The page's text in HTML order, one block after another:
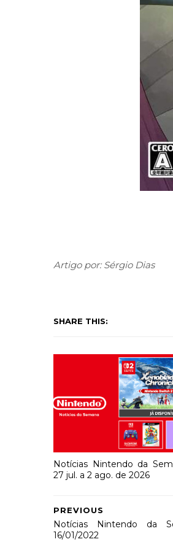
Artigo por: Sérgio Dias
SHARE THIS:
Notícias Nintendo da
27 jul. a 2 ago. de 2026
PREVIOUS
Notícias Nintendo da
16/01/2022